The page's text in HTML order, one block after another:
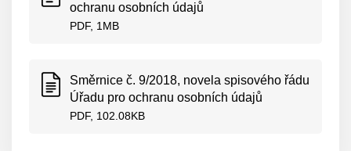
ochranu osobních údajů
PDF, 1MB
Směrnice č. 9/2018, novela spisového řádu
Úřadu pro ochranu osobních údajů
PDF, 102.08KB